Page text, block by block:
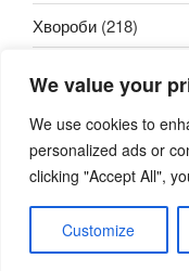
We value your
We use cookies to
personalized ads or
clicking "Accept All",
Customize
Хвороби (218)
Сайт працює на